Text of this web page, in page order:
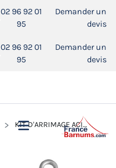
02 96 92 01
95
Demander un
devis
02 96 92 01
95
Demander un
devis
KIT D'ARRIMAGE ACIER PREMIUM, ACIER SEMI PRO, ALU PRO 45 ET ALU PRO 55